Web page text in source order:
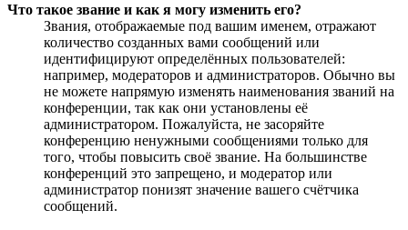
Что такое звание и как я могу изменить его?
Звания, отображаемые под вашим именем, отражают
количество созданных вами сообщений или
идентифицируют определённых пользователей:
например, модераторов и администраторов. Обычно вы
не можете напрямую изменять наименования званий на
конференции, так как они установлены её
администратором. Пожалуйста, не засоряйте
конференцию ненужными сообщениями только для
того, чтобы повысить своё звание. На большинстве
конференций это запрещено, и модератор или
администратор понизят значение вашего счётчика
сообщений.